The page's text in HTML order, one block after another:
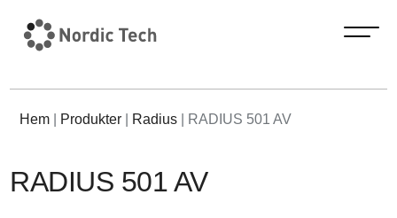
Hem| Produkter| Radius| RADIUS 501 AV
RADIUS 501 AV